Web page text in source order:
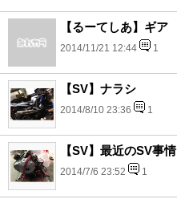
【るーてしあ】ギア
2014/11/21 12:44 1
【SV】ナラシ
2014/8/10 23:36 1
【SV】最近のSV事情
2014/7/6 23:52 1